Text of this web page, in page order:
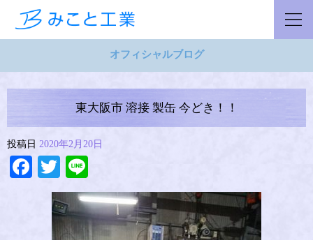
オフィシャルブログ
東大阪市 溶接 製缶 今どき！！
投稿日 2020年2月20日
Facebook
Twitter